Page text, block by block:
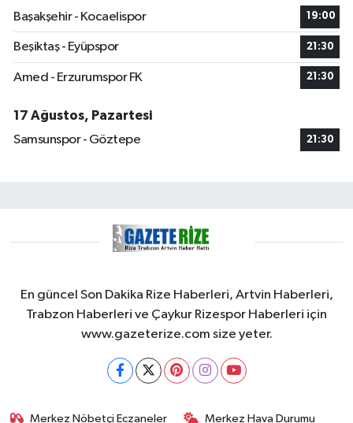
Başakşehir - Kocaelispor
19:00
Beşiktaş - Eyüpspor 21:30
Amed - Erzurumspor FK 21:30
17 Ağustos, Pazartesi
Samsunspor - Göztepe
21:30
En güncel Son Dakika Rize Haberleri, Artvin Haberleri,
Trabzon Haberleri ve Çaykur Rizespor Haberleri için
www.gazeterize.com size yeter.
Merkez Nöbetçi Eczaneler Merkez Hava Durumu